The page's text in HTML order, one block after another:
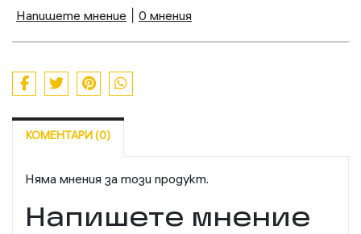
Напишете мнение 0 мнения
КОМЕНТАРИ (0)
Няма мнения за този продукт.
Напишете мнение